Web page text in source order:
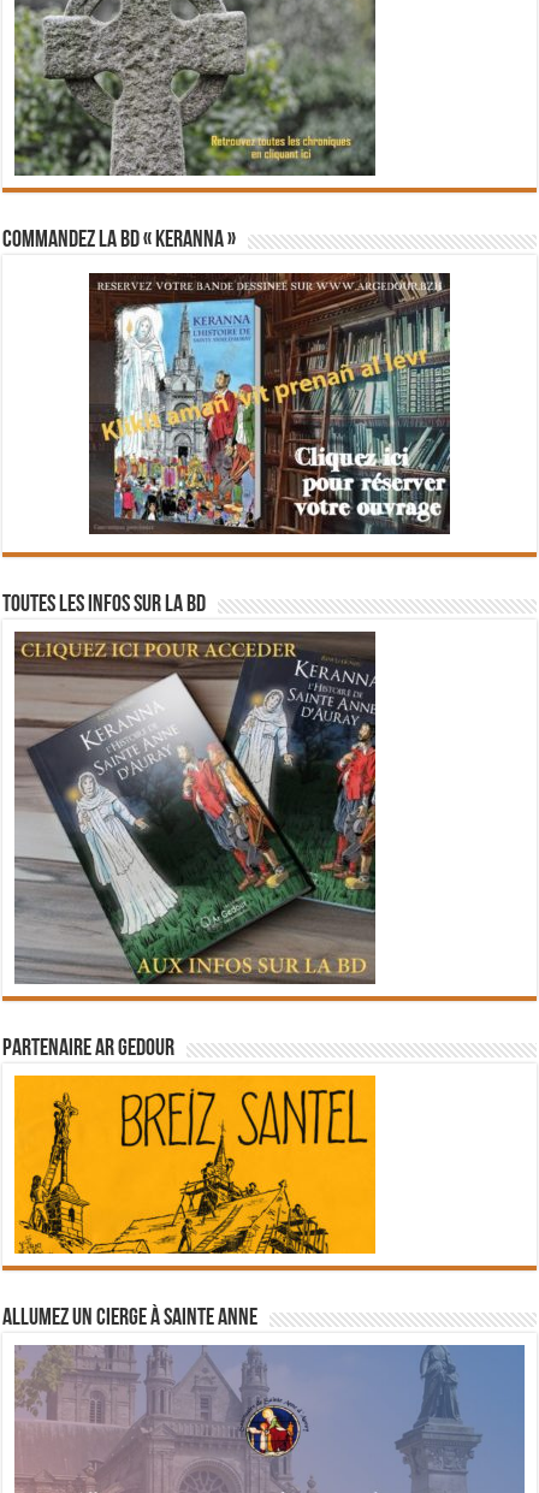
Commandez la BD « Keranna »
Toutes les infos sur la BD
Partenaire Ar Gedour
Allumez un cierge à Sainte Anne